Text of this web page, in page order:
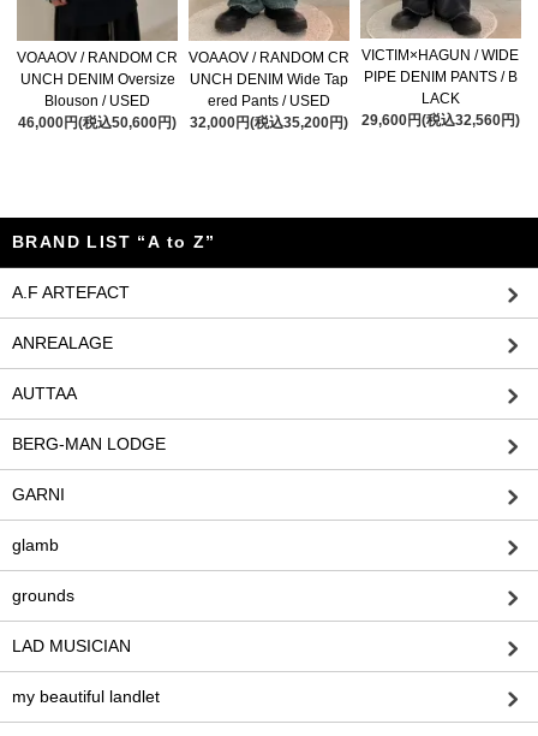
VOAAOV / RANDOM CR
UNCH DENIM Oversize
Blouson / USED
46,000円(税込50,600円)
VOAAOV / RANDOM CR
UNCH DENIM Wide Tap
ered Pants / USED
32,000円(税込35,200円)
VICTIM×HAGUN / WIDE
PIPE DENIM PANTS / B
LACK
29,600円(税込32,560円)
BRAND LIST “A to Z”
A.F ARTEFACT
ANREALAGE
AUTTAA
BERG-MAN LODGE
GARNI
glamb
grounds
LAD MUSICIAN
my beautiful landlet